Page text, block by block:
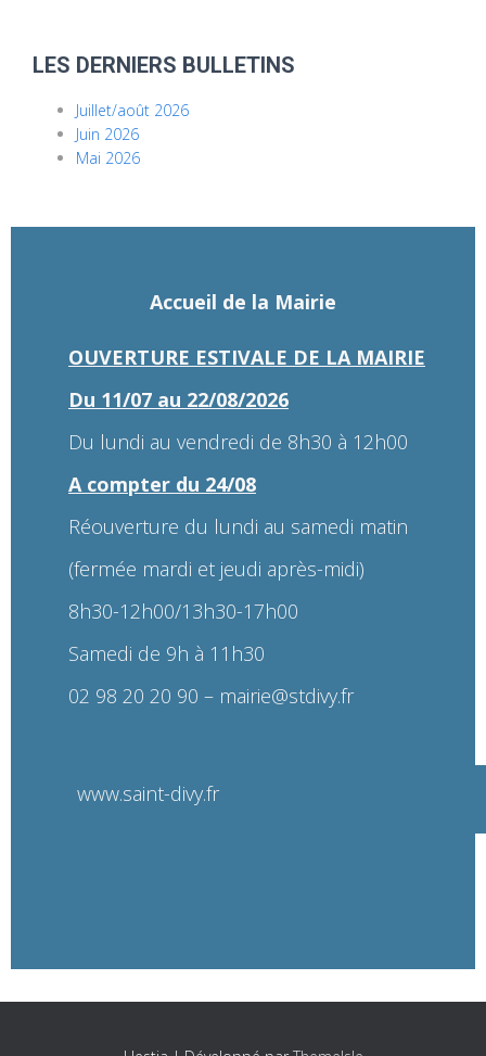
LES DERNIERS BULLETINS
Juillet/août 2026
Juin 2026
Mai 2026
Accueil de la Mairie
OUVERTURE ESTIVALE DE LA MAIRIE
Du 11/07 au 22/08/2026
Du lundi au vendredi de 8h30 à 12h00
A compter du 24/08
Réouverture du lundi au samedi matin
(fermée mardi et jeudi après-midi)
8h30-12h00/13h30-17h00
Samedi de 9h à 11h30
02 98 20 20 90 – mairie@stdivy.fr
www.saint-divy.fr